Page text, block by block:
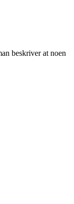
beskriver at noen